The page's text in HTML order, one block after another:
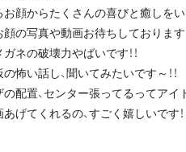
顔からたくさんの喜びと癒しをいた
の写真や動画お待ちしております！
ネの破壊力やばいです！！
怖い話し、聞いてみたいです～！！
配置、センター張ってるってアイ
げてくれるの、すごく嬉しいです